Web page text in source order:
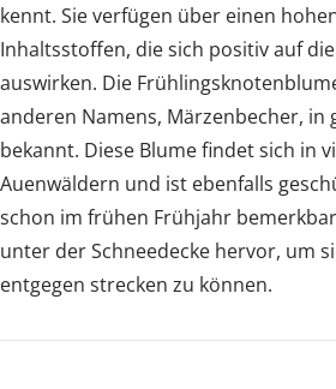
kennt. Sie verfügen über einen
Inhaltsstoffen, die sich positiv auf
auswirken. Die
anderen Namens, Märzenbecher, in
bekannt. Diese Blume findet sich in
Auenwäldern und ist ebenfalls
schon im frühen Frühjahr
unter der Schneedecke hervor, um
entgegen strecken zu können.